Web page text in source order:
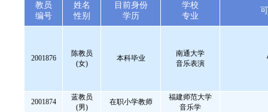
教员
编号
姓名
性别
目前身份
学历
学校
专业
2001876
陈教员
(女)
本科毕业
南通大学
音乐表演
2001874
蓝教员
(男)
在职小学教师
福建师范大学
音乐学